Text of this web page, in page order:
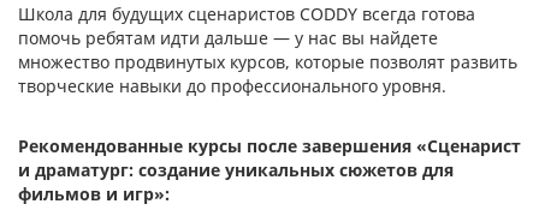
Школа для будущих сценаристов CODDY всегда готова
помочь ребятам идти дальше — у нас вы найдете
множество продвинутых курсов, которые позволят развить
творческие навыки до профессионального уровня.
Рекомендованные курсы после завершения «Сценарист
и драматург: создание уникальных сюжетов для
фильмов и игр»: